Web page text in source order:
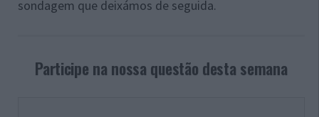
sondagem que deixámos de seguida.
Participe na nossa questão desta semana